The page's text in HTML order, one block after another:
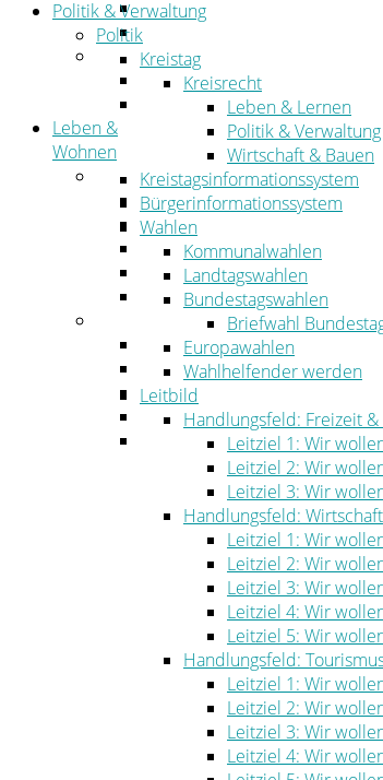
Straßen- und Radwegebau
Landwirtschaft
Tourismus
Freizeit und Urlaub im Landkreis
Veranstaltungen
Leben &
Wohnen
Leben
Migration
Schulen, Bildung, Sport und
Soziales
Gesundheit
Jugend, Familie und Senioren
Bauen und Planen
Abfall
Verkehr
Umwelt
Ordnung
Politik & Verwaltung
Politik
Kreistag
Kreisrecht
Leben & Lernen
Politik & Verwaltung
Wirtschaft & Bauen
Kreistagsinformationssystem
Bürgerinformationssystem
Wahlen
Kommunalwahlen
Landtagswahlen
Bundestagswahlen
Briefwahl
Europawahlen
Wahlhelfender werden
Leitbild
Handlungsfeld: Freizeit
Leitziel 1: Wir
Leitziel 2: Wir
Leitziel 3: Wir
Handlungsfeld: Wirtschaft
Leitziel 1: Wir
Leitziel 2: Wir
Leitziel 3: Wir
Leitziel 4: Wir
Leitziel 5: Wir
Handlungsfeld:
Leitziel 1: Wir
Leitziel 2: Wir
Leitziel 3: Wir
Leitziel 4: Wir